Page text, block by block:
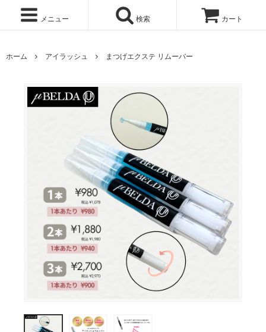
メニュー 検索 カート
ホーム アイラッシュ まつげエクステ リムーバー